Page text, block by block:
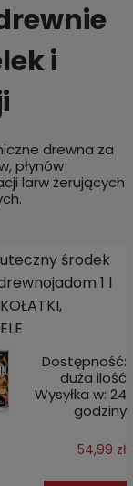
i
drewna za
płynów
larw żerujących
środek
1 l
Dostępność:
duża ilość
Wysyłka w: 24
godziny
54,99 zł